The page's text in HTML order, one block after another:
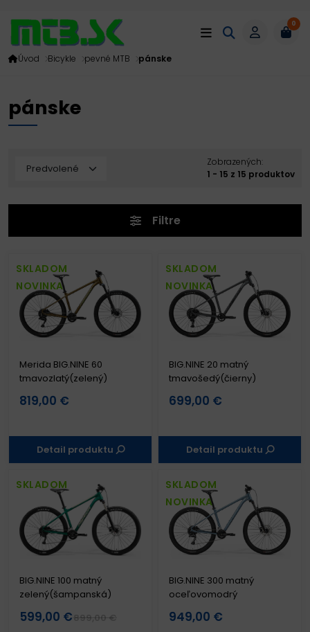
0
Úvod Bicykle pevné MTB pánske
pánske
Zobrazených:
1 - 15 z 15 produktov
Filtre
SKLADOM
NOVINKA
Merida BIG.NINE 60
tmavozlatý(zelený)
819,00 €
Detail produktu
SKLADOM
NOVINKA
BIG.NINE 20 matný
tmavošedý(čierny)
699,00 €
Detail produktu
SKLADOM
BIG.NINE 100 matný
zelený(šampanská)
599,00 € 899,00 €
SKLADOM
NOVINKA
BIG.NINE 300 matný
oceľovomodrý
949,00 €